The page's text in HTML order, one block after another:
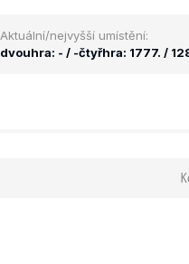
Aktuální/nejvyšší umístění:
dvouhra: - / -čtyřhra: 1777. /